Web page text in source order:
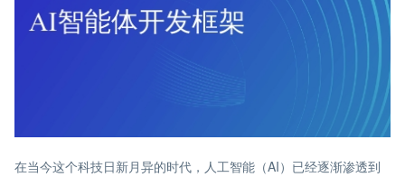
在当今这个科技日新月异的时代，人工智能（AI）已经逐渐渗透到